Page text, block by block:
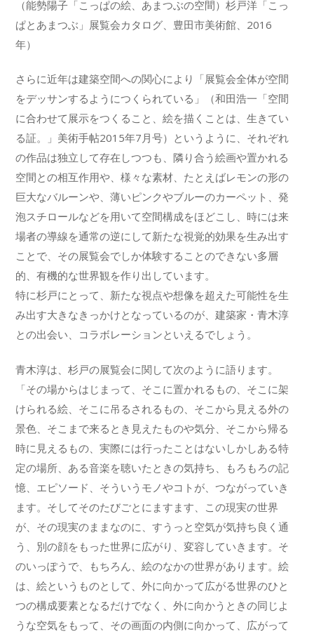
（能勢陽子「こっぱの絵、あまつぶの空間）杉戸洋「こっ
ぱとあまつぶ」展覧会カタログ、豊田市美術館、2016
年）
さらに近年は建築空間への関心により「展覧会全体が空間
をデッサンするようにつくられている」（和田浩一「空間
に合わせて展示をつくること、絵を描くことは、生きてい
る証。」美術手帖2015年7月号）というように、それぞれ
の作品は独立して存在しつつも、隣り合う絵画や置かれる
空間との相互作用や、様々な素材、たとえばレモンの形の
巨大なバルーンや、薄いピンクやブルーのカーペット、発
泡スチロールなどを用いて空間構成をほどこし、時には来
場者の導線を通常の逆にして新たな視覚的効果を生み出す
ことで、その展覧会でしか体験することのできない多層
的、有機的な世界観を作り出しています。
特に杉戸にとって、新たな視点や想像を超えた可能性を生
み出す大きなきっかけとなっているのが、建築家・青木淳
との出会い、コラボレーションといえるでしょう。
青木淳は、杉戸の展覧会に関して次のように語ります。
「その場からはじまって、そこに置かれるもの、そこに架
けられる絵、そこに吊るされるもの、そこから見える外の
景色、そこまで来るとき見えたものや気分、そこから帰る
時に見えるもの、実際には行ったことはないしかしある特
定の場所、ある音楽を聴いたときの気持ち、もろもろの記
憶、エピソード、そういうモノやコトが、つながっていき
ます。そしてそのたびごとにますます、この現実の世界
が、その現実のままなのに、すうっと空気が気持ち良く通
う、別の顔をもった世界に広がり、変容していきます。そ
のいっぽうで、もちろん、絵のなかの世界があります。絵
は、絵というものとして、外に向かって広がる世界のひと
つの構成要素となるだけでなく、外に向かうときの同じよ
うな空気をもって、その画面の内側に向かって、広がって